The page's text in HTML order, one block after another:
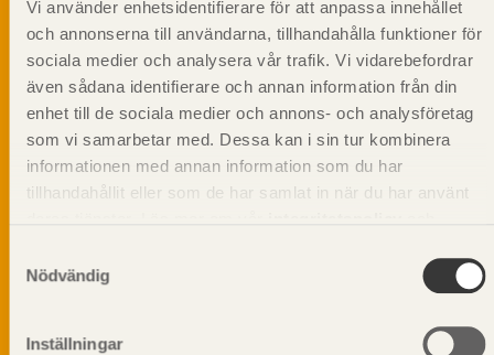
Vi använder enhetsidentifierare för att anpassa innehållet
och annonserna till användarna, tillhandahålla funktioner för
sociala medier och analysera vår trafik. Vi vidarebefordrar
även sådana identifierare och annan information från din
enhet till de sociala medier och annons- och analysföretag
som vi samarbetar med. Dessa kan i sin tur kombinera
informationen med annan information som du har
tillhandahållit eller som de har samlat in när du har använt
Nödvändig
Inställningar
sågverksnärings digitala produktkatalog för att
beskriva träprodukter och deras unika
egenskaper.
Dela på
informationsutskick!